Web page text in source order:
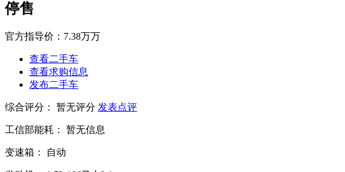
停售
官方指导价： 7.38万万
查看二手车
查看求购信息
发布二手车
综合评分： 暂无评分 发表点评
工信部能耗： 暂无信息
变速箱： 自动